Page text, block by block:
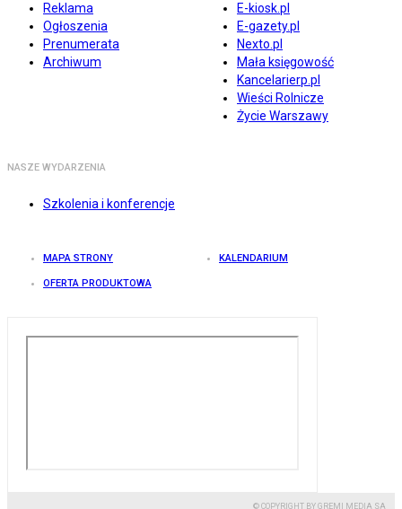
Reklama
Ogłoszenia
Prenumerata
Archiwum
E-kiosk.pl
E-gazety.pl
Nexto.pl
Mała księgowość
Kancelarierp.pl
Wieści Rolnicze
Życie Warszawy
NASZE WYDARZENIA
Szkolenia i konferencje
MAPA STRONY KALENDARIUM
OFERTA PRODUKTOWA
© COPYRIGHT BY GREMI MEDIA SA